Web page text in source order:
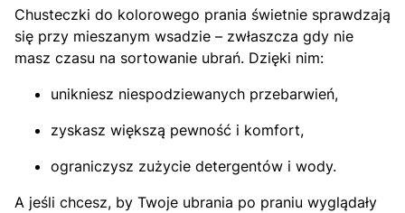
Chusteczki do kolorowego prania świetnie sprawdzają
się przy mieszanym wsadzie – zwłaszcza gdy nie
masz czasu na sortowanie ubrań. Dzięki nim:
unikniesz niespodziewanych przebarwień,
zyskasz większą pewność i komfort,
ograniczysz zużycie detergentów i wody.
A jeśli chcesz, by Twoje ubrania po praniu wyglądały